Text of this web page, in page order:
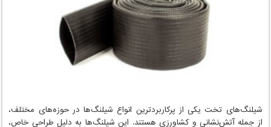
شیلنگ‌های تخت – مزایا، اندازه‌ها و کاربردها